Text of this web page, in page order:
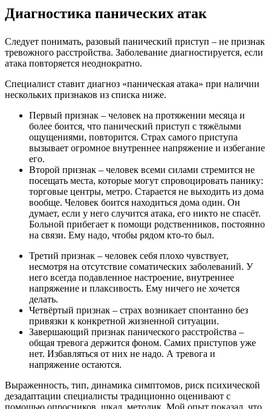
Диагностика панических атак
Следует понимать, разовый панический приступ – не признак
тревожного расстройства. Заболевание диагностируется, если
атака повторяется неоднократно.
Специалист ставит диагноз «паническая атака» при наличии
нескольких признаков из списка ниже.
Первый признак – человек на протяжении месяца и
более боится, что панический приступ с тяжёлыми
ощущениями, повторится. Страх самого приступа
вызывает огромное внутреннее напряжение и избегание
его.
Второй признак – человек всеми силами стремится не
посещать места, которые могут спровоцировать панику:
торговые центры, метро. Старается не выходить из дома
вообще. Человек боится находиться дома один. Он
думает, если у него случится атака, его никто не спасёт.
Больной прибегает к помощи родственников, постоянно
на связи. Ему надо, чтобы рядом кто-то был.
Третий признак – человек себя плохо чувствует,
несмотря на отсутствие соматических заболеваний. У
него всегда подавленное настроение, внутреннее
напряжение и плаксивость. Ему ничего не хочется
делать.
Четвёртый признак – страх возникает спонтанно без
привязки к конкретной жизненной ситуации.
Завершающий признак панического расстройства –
общая тревога держится фоном. Самих приступов уже
нет. Избавляться от них не надо. А тревога и
напряжение остаются.
Выраженность, тип, динамика симптомов, риск психической
дезадаптации специалисты традиционно оценивают с
помощью опросников, шкал, методик. Мой опыт показал, что